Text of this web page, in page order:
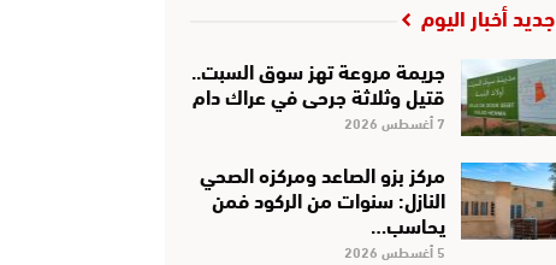
جديد أخبار اليوم
جريمة مروعة تهز سوق السبت..
قتيل وثلاثة جرحى في عراك دام
7 أغسطس 2026
مركز بزو الصاعد ومركزه الصحي
النازل: سنوات من الركود فمن
يحاسب…
5 أغسطس 2026